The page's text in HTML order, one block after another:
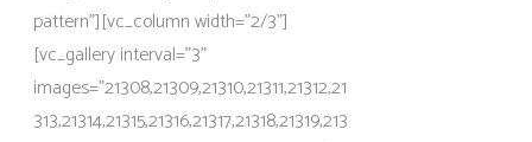
pattern"][vc_column width="2/3"]
[vc_gallery interval="3"
images="21308,21309,21310,21311,21312,21
313,21314,21315,21316,21317,21318,21319,213